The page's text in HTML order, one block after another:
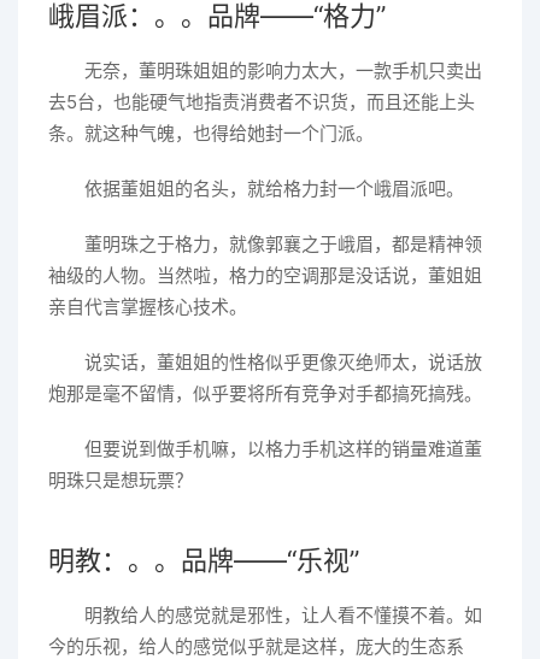
峨眉派：。。品牌——“格力”
无奈，董明珠姐姐的影响力太大，一款手机只卖出
去5台，也能硬气地指责消费者不识货，而且还能上头
条。就这种气魄，也得给她封一个门派。
依据董姐姐的名头，就给格力封一个峨眉派吧。
董明珠之于格力，就像郭襄之于峨眉，都是精神领
袖级的人物。当然啦，格力的空调那是没话说，董姐姐
亲自代言掌握核心技术。
说实话，董姐姐的性格似乎更像灭绝师太，说话放
炮那是毫不留情，似乎要将所有竞争对手都搞死搞残。
但要说到做手机嘛，以格力手机这样的销量难道董
明珠只是想玩票？
明教：。。品牌——“乐视”
明教给人的感觉就是邪性，让人看不懂摸不着。如
今的乐视，给人的感觉似乎就是这样，庞大的生态系